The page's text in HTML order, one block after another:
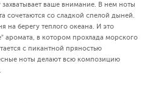
ваше внимание. В нем ноты
сочетаются со сладкой спелой дыней.
на берегу теплого океана. И это
аромата, в котором прохлада морского
с пикантной пряностью
ноты делают всю композицию